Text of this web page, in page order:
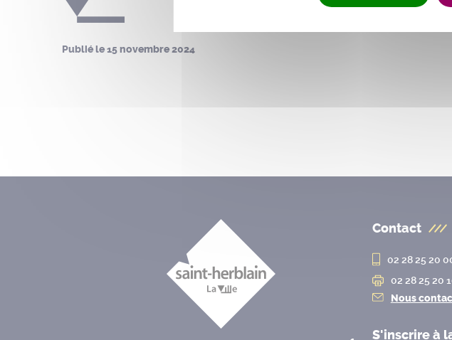
Publié le15 novembre 2024
Contact
02 28 25 20
02 28 25 20
Nous
S'inscrire à